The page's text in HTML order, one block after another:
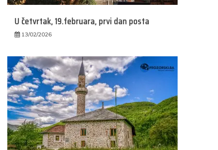
U četvrtak, 19.februara, prvi dan posta
13/02/2026